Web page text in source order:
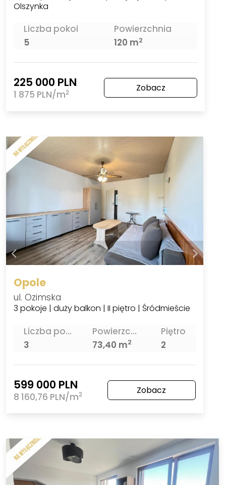
Olszynka
Liczba pokoi
5
Powierzchnia
120 m2
225 000 PLN
1 875 PLN/m2 Zobacz
Opole
ul. Ozimska
3 pokoje | duży balkon | II piętro | Śródmieście
Liczba pokoi
3
Powierzchnia
73,40 m2
Piętro
2
599 000 PLN
8 160,76 PLN/m2 Zobacz